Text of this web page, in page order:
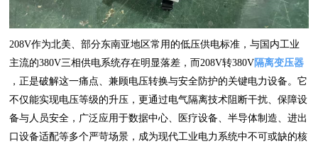
208V作为北美、部分东南亚地区常用的低压供电标准，与国内工业
主流的380V三相供电系统存在明显落差，而208V转380V隔离变压器
，正是破解这一痛点、兼顾电压转换与安全防护的关键电力设备。它
不仅能实现电压等级的升压，更通过电气隔离技术阻断干扰、保障设
备与人员安全，广泛应用于数据中心、医疗设备、半导体制造、进出
口设备适配等多个严苛场景，成为现代工业电力系统中不可或缺的核